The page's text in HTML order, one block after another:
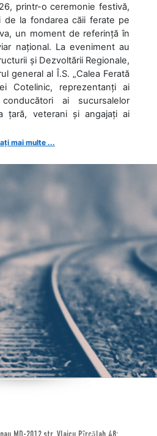
printr-o ceremonie festivă,
de la fondarea căii ferate pe
un moment de referință în
național. La eveniment au
și Dezvoltării Regionale,
general al Î.S. „Calea Ferată
Cotelinic, reprezentanți ai
ai sucursalelor
țară, veterani și angajați ai
mai multe ...